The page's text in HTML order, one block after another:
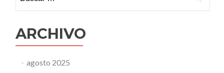
ARCHIVO
agosto 2025